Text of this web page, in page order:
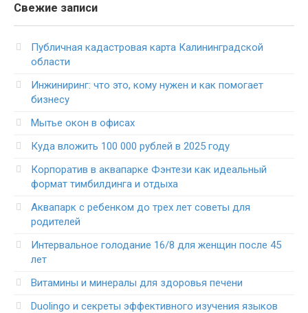
Свежие записи
Публичная кадастровая карта Калининградской
области
Инжиниринг: что это, кому нужен и как помогает
бизнесу
Мытье окон в офисах
Куда вложить 100 000 рублей в 2025 году
Корпоратив в аквапарке Фэнтези как идеальный
формат тимбилдинга и отдыха
Аквапарк с ребенком до трех лет советы для
родителей
Интервальное голодание 16/8 для женщин после 45
лет
Витамины и минералы для здоровья печени
Duolingo и секреты эффективного изучения языков